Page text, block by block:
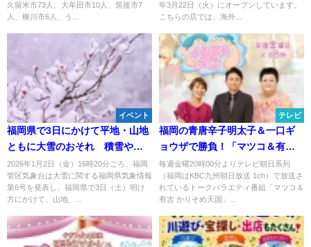
久留米市73人、大牟田市10人、筑後市7
人、柳川市6人、う...
年3月22日（火）にオープンしています。
こちらの店では、海外...
イベント
福岡県で3日にかけて平地・山地
ともに大雪のおそれ 積雪や路
面凍結に注意を！
2026年1月2日（金）16時20分ごろ、福岡
管区気象台は大雪に関する福岡県気象情報
第6号を発表し、福岡県で3日（土）明け
方にかけて、山地、...
テレビ
福岡の青唐辛子明太子＆一口ギ
ョウザで勝負！「マツコ＆有吉
かりそめ天国」2月13日放送
毎週金曜20時00分よりテレビ朝日系列
（福岡はKBC九州朝日放送 1ch）で放送さ
れているトークバラエティ番組「マツコ＆
有吉 かりそめ天国」...